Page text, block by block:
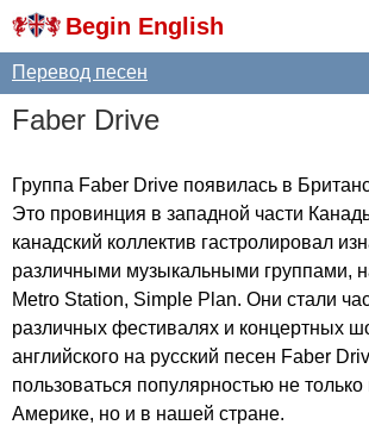
Begin English
Перевод песен
Faber Drive
Группа Faber Drive появилась в
Это провинция в западной части
канадский коллектив гастролировал
различными музыкальными группами,
Metro Station, Simple Plan. Они стали
различных фестивалях и концертных
английского на русский песен Faber
пользоваться популярностью не
Америке, но и в нашей стране.